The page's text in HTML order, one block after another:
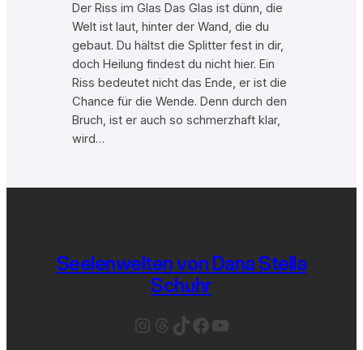
Der Riss im Glas Das Glas ist dünn, die
Welt ist laut, hinter der Wand, die du
gebaut. Du hältst die Splitter fest in dir,
doch Heilung findest du nicht hier. Ein
Riss bedeutet nicht das Ende, er ist die
Chance für die Wende. Denn durch den
Bruch, ist er auch so schmerzhaft klar,
wird…
Seelenwelten von Dana Stella
Schuhr
Instagram
Threads
TikTok
Facebook
YouTube